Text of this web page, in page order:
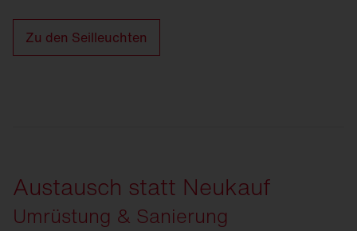
Zu den Seilleuchten
Austausch statt Neukauf
Umrüstung & Sanierung